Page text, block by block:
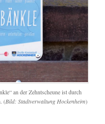
an der Zehntscheune ist durch
(Bild: Stadtverwaltung Hockenheim)